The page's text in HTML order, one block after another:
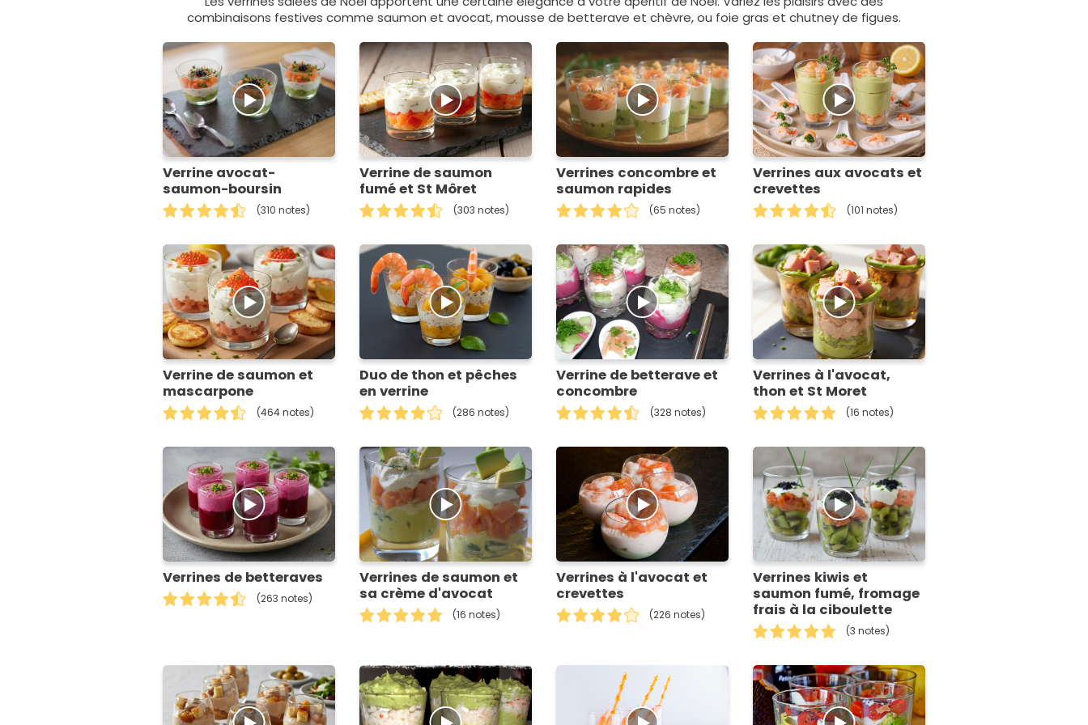
combinaisons festives comme saumon et avocat, mousse de betterave et chèvre, ou foie gras et chutney de figues.
Verrine avocat-
saumon-boursin
(310 notes)
Verrine de saumon
fumé et St Môret
(303 notes)
Verrines concombre et
saumon rapides
(65 notes)
Verrines aux avocats et
crevettes
(101 notes)
Verrine de saumon et
mascarpone
(464 notes)
Duo de thon et pêches
en verrine
(286 notes)
Verrine de betterave et
concombre
(328 notes)
Verrines à l'avocat,
thon et St Moret
(16 notes)
Verrines de betteraves
(263 notes)
Verrines de saumon et
sa crème d'avocat
(16 notes)
Verrines à l'avocat et
crevettes
(226 notes)
Verrines kiwis et
saumon fumé, fromage
frais à la ciboulette
(3 notes)